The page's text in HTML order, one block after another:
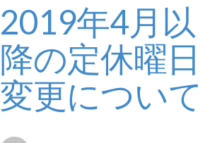
2019年4月以
降の定休曜日
変更について